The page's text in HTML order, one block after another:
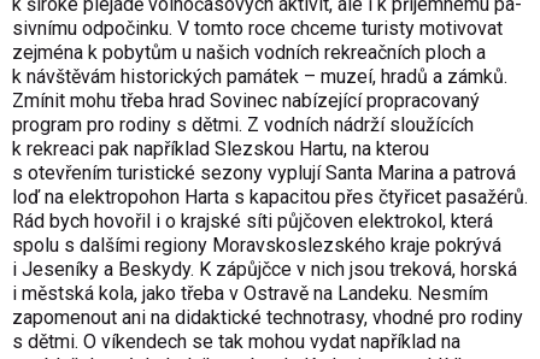
sivnímu odpočinku. V tomto roce chceme turisty motivovat
zejména k pobytům u našich vodních rekreačních ploch a
k návštěvám historických památek – muzeí, hradů a zámků.
Zmínit mohu třeba hrad Sovinec nabízející propracovaný
program pro rodiny s dětmi. Z vodních nádrží sloužících
k rekreaci pak například Slezskou Hartu, na kterou
s otevřením turistické sezony vyplují Santa Marina a patrová
loď na elektropohon Harta s kapacitou přes čtyřicet pasažérů.
Rád bych hovořil i o krajské síti půjčoven elektrokol, která
spolu s dalšími regiony Moravskoslezského kraje pokrývá
i Jeseníky a Beskydy. K zápůjčce v nich jsou treková, horská
i městská kola, jako třeba v Ostravě na Landeku. Nesmím
zapomenout ani na didaktické technotrasy, vhodné pro rodiny
s dětmi. O víkendech se tak mohou vydat například na